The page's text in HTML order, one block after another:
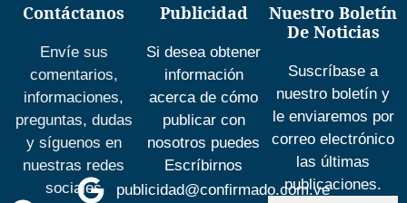
Contáctanos
Envíe sus
comentarios,
informaciones,
preguntas, dudas
y síguenos en
nuestras redes
sociales
Publicidad
Si desea obtener
información
acerca de cómo
publicar con
nosotros puedes
Escríbirnos
publicidad@confirmado.com.ve
Nuestro Boletín
De Noticias
Suscríbase a
nuestro boletín y
le enviaremos por
correo electrónico
las últimas
publicaciones.